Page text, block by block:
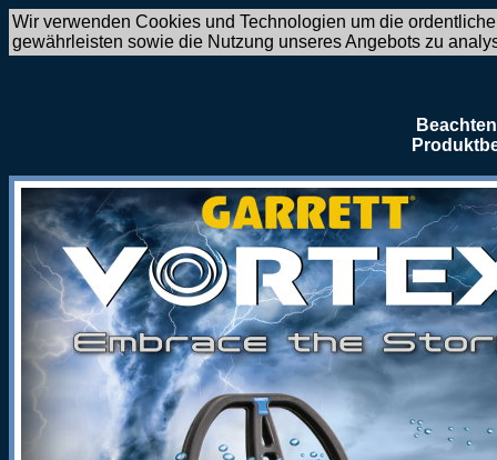
Wir verwenden Cookies und Technologien um die
gewährleisten sowie die Nutzung unseres Angebots zu